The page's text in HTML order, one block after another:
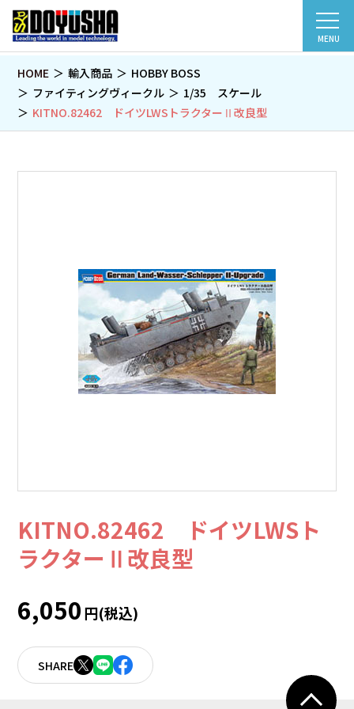
MENU
HOME 輸入商品
HOBBY BOSS
ファイティングヴィークル
1/35 スケール
KITNO.82462 ドイツLWSトラクターⅡ改良型
KITNO.82462 ドイツLWSト
ラクターⅡ改良型
6,050円(税込)
SHARE